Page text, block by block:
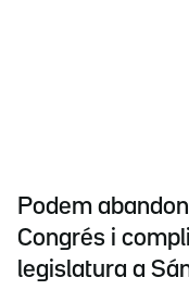
Podem
Congrés i
legislatura a